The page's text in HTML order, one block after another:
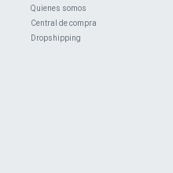
Quienes ​somos
Central de compra
Dropshipping